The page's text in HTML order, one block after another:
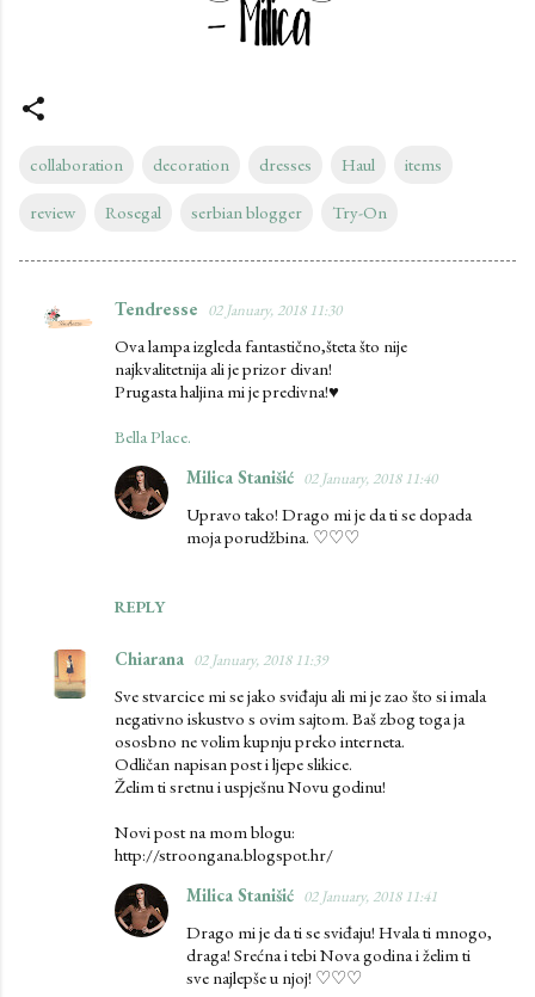
collaboration decoration dresses Haul items
review Rosegal serbian blogger Try-On
C
Tendresse 02 January, 2018 11:30
Ova lampa izgleda fantastično,šteta što nije
najkvalitetnija ali je prizor divan!
Prugasta haljina mi je predivna!♥
Bella Place.
REPLY
Milica Stanišić 02 January, 2018 11:40
Upravo tako! Drago mi je da ti se dopada
moja porudžbina. ♡♡♡
Chiarana 02 January, 2018 11:39
Sve stvarcice mi se jako sviđaju ali mi je zao što si imala
negativno iskustvo s ovim sajtom. Baš zbog toga ja
ososbno ne volim kupnju preko interneta.
Odličan napisan post i ljepe slikice.
Želim ti sretnu i uspješnu Novu godinu!
Novi post na mom blogu:
http://stroongana.blogspot.hr/
Milica Stanišić 02 January, 2018 11:41
Drago mi je da ti se sviđaju! Hvala ti mnogo,
draga! Srećna i tebi Nova godina i želim ti
sve najlepše u njoj! ♡♡♡